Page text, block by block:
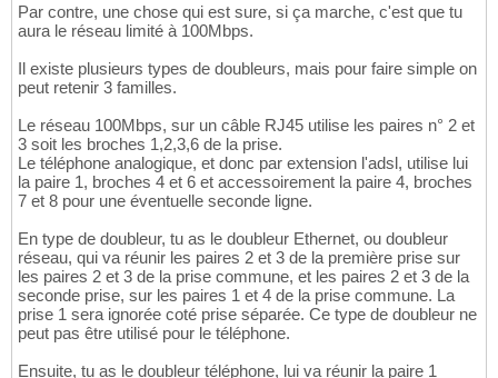
Par contre, une chose qui est sure, si ça marche, c'est que tu
aura le réseau limité à 100Mbps.
Il existe plusieurs types de doubleurs, mais pour faire simple on
peut retenir 3 familles.
Le réseau 100Mbps, sur un câble RJ45 utilise les paires n° 2 et
3 soit les broches 1,2,3,6 de la prise.
Le téléphone analogique, et donc par extension l'adsl, utilise lui
la paire 1, broches 4 et 6 et accessoirement la paire 4, broches
7 et 8 pour une éventuelle seconde ligne.
En type de doubleur, tu as le doubleur Ethernet, ou doubleur
réseau, qui va réunir les paires 2 et 3 de la première prise sur
les paires 2 et 3 de la prise commune, et les paires 2 et 3 de la
seconde prise, sur les paires 1 et 4 de la prise commune. La
prise 1 sera ignorée coté prise séparée. Ce type de doubleur ne
peut pas être utilisé pour le téléphone.
Ensuite, tu as le doubleur téléphone, lui va réunir la paire 1